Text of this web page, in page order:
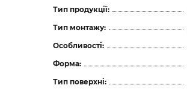
Тип продукції:
Тип монтажу:
Особливості:
Форма:
Тип поверхні: